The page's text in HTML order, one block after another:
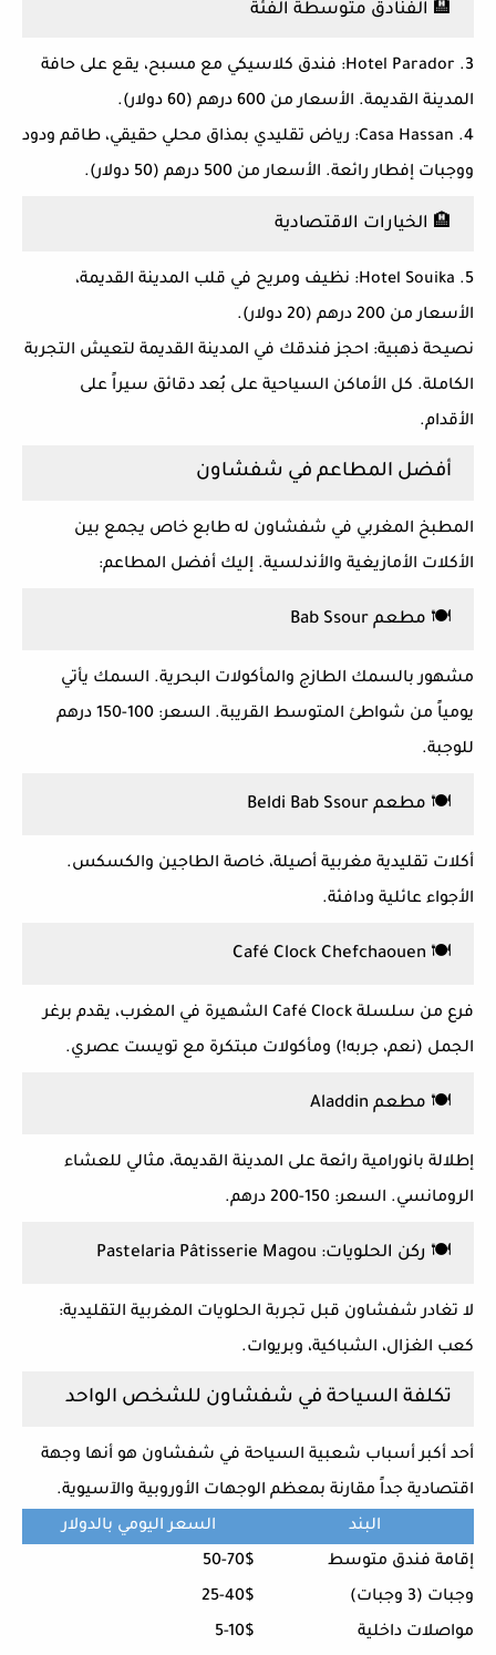
🏨 الفنادق متوسطة الفئة
3. Hotel Parador:
فندق كلاسيكي مع مسبح، يقع على حافة
المدينة القديمة. الأسعار من 600 درهم (60 دولار).
4. Casa Hassan:
رياض تقليدي بمذاق محلي حقيقي، طاقم ودود
ووجبات إفطار رائعة. الأسعار من 500 درهم (50 دولار).
🏨 الخيارات الاقتصادية
5. Hotel Souika:
نظيف ومريح في قلب المدينة القديمة،
الأسعار من 200 درهم (20 دولار).
نصيحة ذهبية: احجز فندقك في المدينة القديمة لتعيش التجربة
الكاملة. كل الأماكن السياحية على بُعد دقائق سيراً على
الأقدام.
أفضل المطاعم في شفشاون
المطبخ المغربي في شفشاون له طابع خاص يجمع بين
الأكلات الأمازيغية والأندلسية. إليك أفضل المطاعم:
🍽️ مطعم Bab Ssour
مشهور بالسمك الطازج والمأكولات البحرية. السمك يأتي
يومياً من شواطئ المتوسط القريبة. السعر: 100-150 درهم
للوجبة.
🍽️ مطعم Beldi Bab Ssour
أكلات تقليدية مغربية أصيلة، خاصة الطاجين والكسكس.
الأجواء عائلية ودافئة.
🍽️ Café Clock Chefchaouen
فرع من سلسلة Café Clock الشهيرة في المغرب، يقدم برغر
الجمل (نعم، جربه!) ومأكولات مبتكرة مع تويست عصري.
🍽️ مطعم Aladdin
إطلالة بانورامية رائعة على المدينة القديمة، مثالي للعشاء
الرومانسي. السعر: 150-200 درهم.
🍽️ ركن الحلويات: Pastelaria Pâtisserie Magou
لا تغادر شفشاون قبل تجربة الحلويات المغربية التقليدية:
كعب الغزال، الشباكية، وبريوات.
تكلفة السياحة في شفشاون للشخص الواحد
أحد أكبر أسباب شعبية السياحة في شفشاون هو أنها وجهة
اقتصادية جداً مقارنة بمعظم الوجهات الأوروبية والآسيوية.
البند
السعر اليومي بالدولار
إقامة فندق متوسط
50-70$
وجبات (3 وجبات)
25-40$
مواصلات داخلية
5-10$